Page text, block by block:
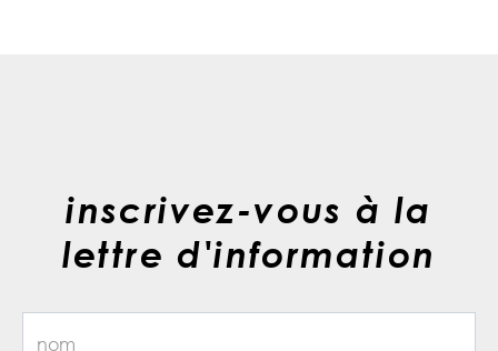
inscrivez-vous à la
lettre d'information